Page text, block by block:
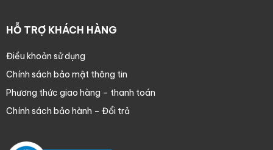
HỖ TRỢ KHÁCH HÀNG
Điều khoản sử dụng
Chính sách bảo mật thông tin
Phương thức giao hàng – thanh toán
Chính sách bảo hành – Đổi trả